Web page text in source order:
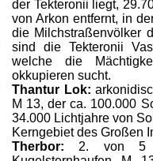
der Tekteronii liegt,
von Arkon entfernt, in
die Milchstraßenvölker
sind die Tekteronii
welche die
okkupieren sucht.
Thantur Lok:
M 13, der ca. 100.000
34.000 Lichtjahre von
Kerngebiet des Großen
Therbor: 2. von 5